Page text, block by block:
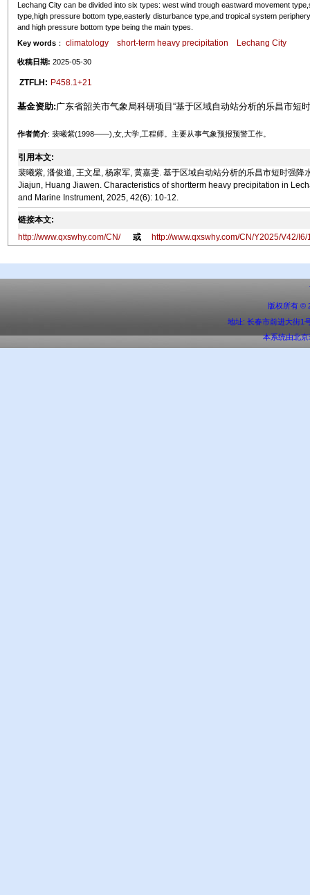
Lechang City can be divided into six types: west wind trough eastward movement
type,high pressure bottom type,easterly disturbance type,and tropical system
and high pressure bottom type being the main types.
Key words： climatology short-term heavy precipitation Lechang City
收稿日期: 2025-05-30
ZTFLH: P458.1+21
基金资助:广东省韶关市气象局科研项目“基于区域自动站分析的乐昌市短
作者简介: 裴曦紫(1998——),女,大学,工程师。主要从事气象预报预警工作。
引用本文:
裴曦紫, 潘俊道, 王文星, 杨家军, 黄嘉雯. 基于区域自动站分析的乐昌市短时强
Jiajun, Huang Jiawen. Characteristics of shortterm heavy precipitation in
and Marine Instrument, 2025, 42(6): 10-12.
链接本文:
http://www.qxswhy.com/CN/
或 http://www.qxswhy.com/CN/Y2025/V42/I6/
版权所有 ©
地址: 长春市前进大街1
本系统由北京